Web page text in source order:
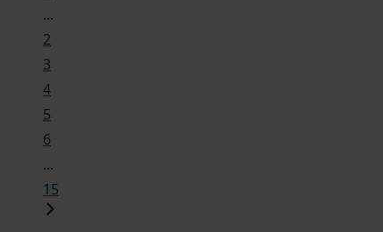
...
2
3
4
5
6
...
15